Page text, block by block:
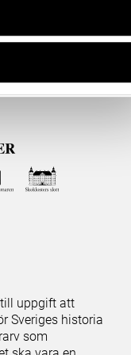
uppgift att
Sveriges historia
som